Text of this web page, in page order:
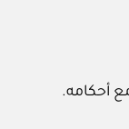
أحكامه.